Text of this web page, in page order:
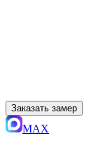
Заказать замер
MAX